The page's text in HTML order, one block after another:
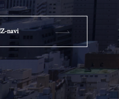
navi